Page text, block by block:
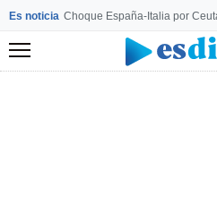
Es noticia Choque España-Italia por
Menú